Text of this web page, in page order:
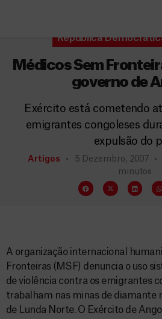
r
República
Médicos Sem
governo de
Exército está cometendo
emigrantes congoleses
expulsão do
Artigos 5 Dezembro, 2007
minutos
A organização internacional
Fronteiras (MSF) denuncia o uso
de violência contra os emigrantes
trabalham nas minas de diamante
de Lunda Norte. O Exército de
s
c
a